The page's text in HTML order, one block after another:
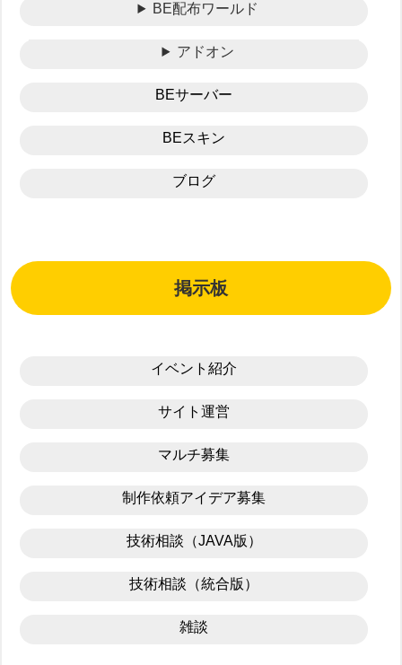
BE配布ワールド
アドオン
BEサーバー
BEスキン
ブログ
掲示板
イベント紹介
サイト運営
マルチ募集
制作依頼アイデア募集
技術相談（JAVA版）
技術相談（統合版）
雑談